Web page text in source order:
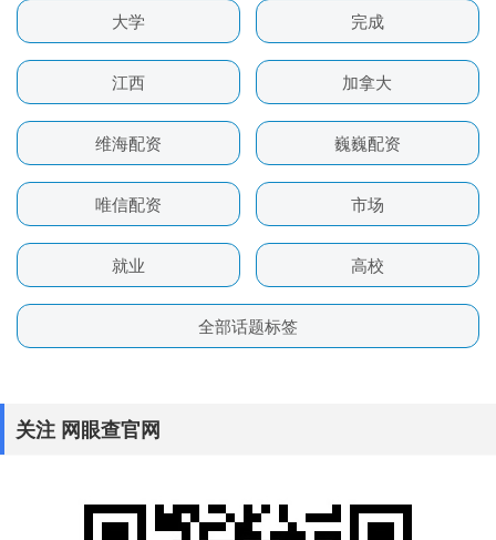
大学 完成
江西 加拿大
维海配资 巍巍配资
唯信配资 市场
就业 高校
全部话题标签
关注 网眼查官网